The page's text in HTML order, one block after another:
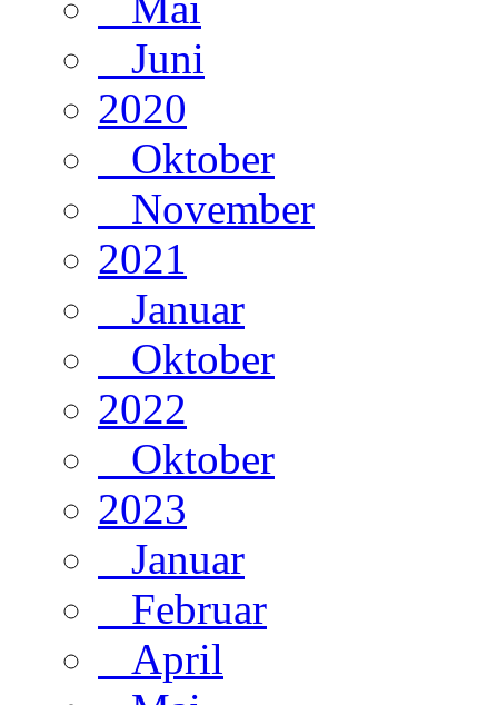
Juni
2020
Oktober
November
2021
Januar
Oktober
2022
Oktober
2023
Januar
Februar
April